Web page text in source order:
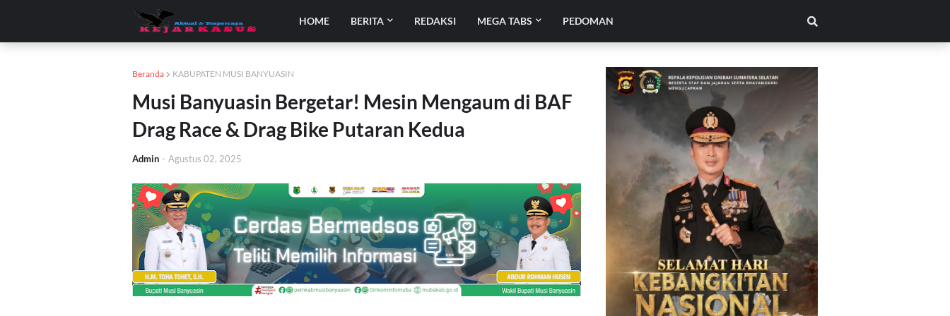
HOME BERITA REDAKSI MEGA TABS PEDOMAN
Beranda KABUPATEN MUSI BANYUASIN
Musi Banyuasin Bergetar! Mesin Mengaum di BAF
Drag Race & Drag Bike Putaran Kedua
Admin - Agustus 02, 2025